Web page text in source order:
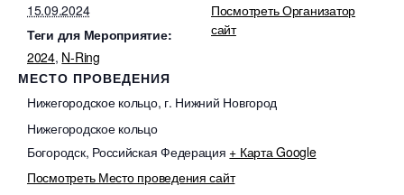
15.09.2024
Теги для Мероприятие:
2024, N-Ring
МЕСТО ПРОВЕДЕНИЯ
Нижегородское кольцо, г. Нижний Новгород
Нижегородское кольцо
Богородск, Российская Федерация + Карта Google
Посмотреть Место проведения сайт
Посмотреть Организатор
сайт